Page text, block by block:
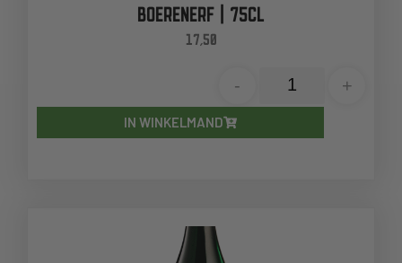
BOERENERF | 75CL
17,50
- +
IN WINKELMAND